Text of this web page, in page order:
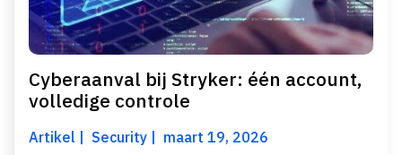
Cyberaanval bij Stryker: één account,
volledige controle
Artikel Security maart 19, 2026